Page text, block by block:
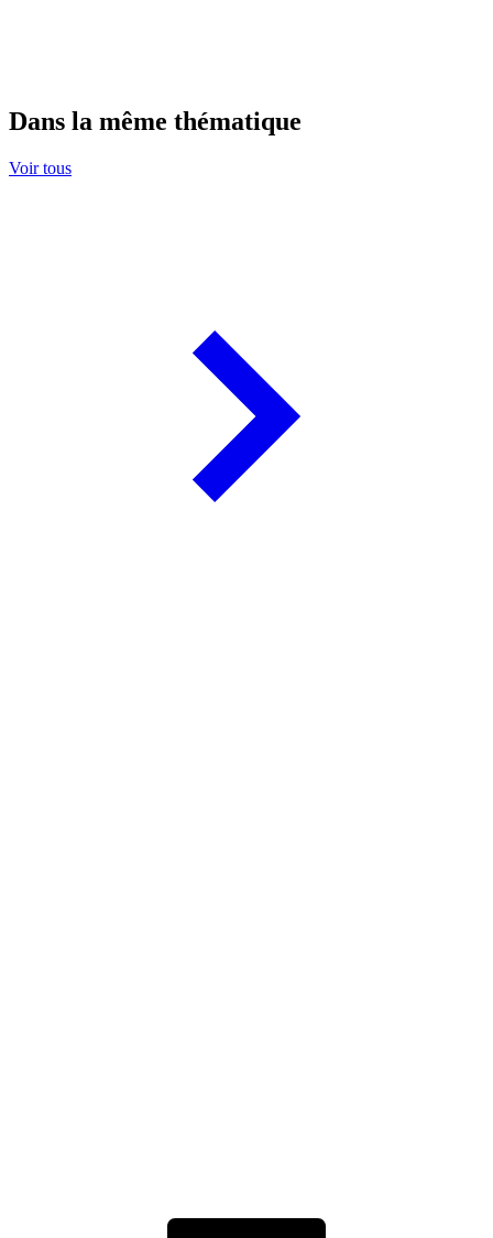
Dans la même thématique
Voir tous